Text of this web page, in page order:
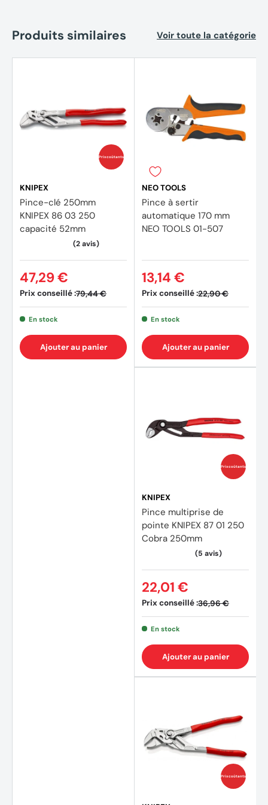
Produits similaires Voir toute la catégorie
Prix coûtants
KNIPEX
Pince-clé 250mm
KNIPEX 86 03 250
capacité 52mm
Prix conseillé :79,44 €
47,29 €
En stock
Ajouter au panier
NEO TOOLS
Pince à sertir
automatique 170 mm
NEO TOOLS 01-507
Prix conseillé :22,90 €
13,14 €
En stock
Ajouter au panier
Prix coûtants
KNIPEX
Pince multiprise de
pointe KNIPEX 87 01 250
Cobra 250mm
Prix conseillé :36,96 €
22,01 €
En stock
Ajouter au panier
Prix coûtants